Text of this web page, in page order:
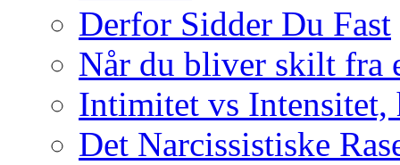
Derfor Sidder Du Fast
Når du bliver skilt fra
Intimitet vs Intensitet,
Det Narcissistiske